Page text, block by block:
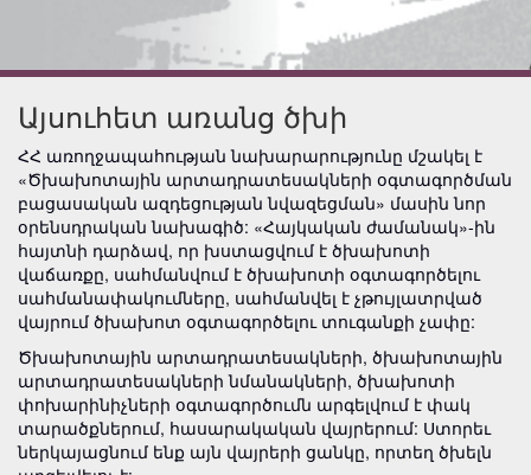
Այսուհետ առանց ծխի
ՀՀ առողջապահության նախարարությունը մշակել է
«Ծխախոտային արտադրատեսակների օգտագործման
բացասական ազդեցության նվազեցման» մասին նոր
օրենսդրական նախագիծ: «Հայկական ժամանակ»-ին
հայտնի դարձավ, որ խստացվում է ծխախոտի
վաճառքը, սահմանվում է ծխախոտի օգտագործելու
սահմանափակումները, սահմանվել է չթույլատրված
վայրում ծխախոտ օգտագործելու տուգանքի չափը:
Ծխախոտային արտադրատեսակների, ծխախոտային
արտադրատեսակների նմանակների, ծխախոտի
փոխարինիչների օգտագործումն արգելվում է փակ
տարածքներում, հասարակական վայրերում: Ստորեւ
ներկայացնում ենք այն վայրերի ցանկը, որտեղ ծխելն